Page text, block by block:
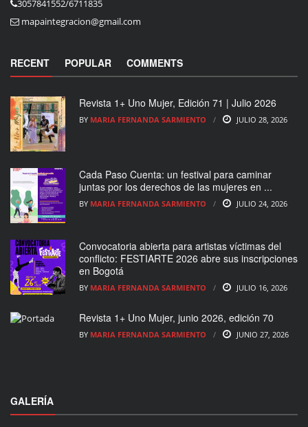
3057841552/6711835
mapaintegracion@gmail.com
RECENT POPULAR COMMENTS
Revista 1+ Uno Mujer, Edición 71 | Julio 2026
BY MARIA FERNANDA SARMIENTO JULIO 28, 2026
Cada Paso Cuenta: un festival para caminar
juntas por los derechos de las mujeres en ...
BY MARIA FERNANDA SARMIENTO JULIO 24, 2026
Convocatoria abierta para artistas víctimas del
conflicto: FESTIARTE 2026 abre sus inscripciones
en Bogotá
BY MARIA FERNANDA SARMIENTO JULIO 16, 2026
Revista 1+ Uno Mujer, junio 2026, edición 70
BY MARIA FERNANDA SARMIENTO JUNIO 27, 2026
GALERÍA